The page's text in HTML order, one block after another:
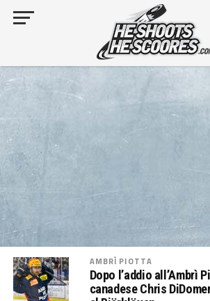
AMBRÌ PIOTTA
Dopo l’addio all’Ambrì
canadese Chris